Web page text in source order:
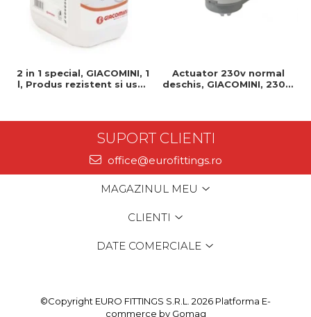
2 in 1 special, GIACOMINI, 1
l, Produs rezistent si usor
Actuator 230v normal
deschis, GIACOMINI, 230v,
SUPORT CLIENTI
office@eurofittings.ro
MAGAZINUL MEU
CLIENTI
DATE COMERCIALE
©Copyright EURO FITTINGS S.R.L. 2026 Platforma E-
commerce by Gomag